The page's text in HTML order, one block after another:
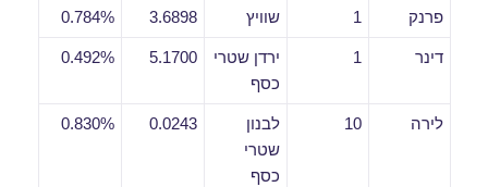
פרנק 1 שוויץ 3.6898
0.784%
דינר 1
ירדן שטרי
כסף
5.1700
0.492%
לירה 10
לבנון
שטרי
כסף
0.0243
0.830%